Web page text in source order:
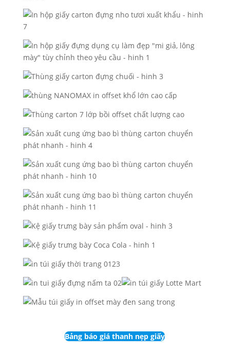
Bảng báo giá thanh nẹp giấy